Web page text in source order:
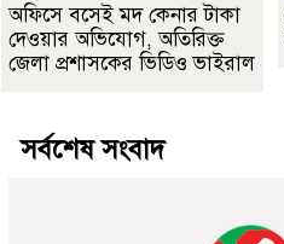
অফিসে বসেই মদ কেনার টাকা
দেওয়ার অভিযোগ, অতিরিক্ত
জেলা প্রশাসকের ভিডিও ভাইরাল
সর্বশেষ সংবাদ